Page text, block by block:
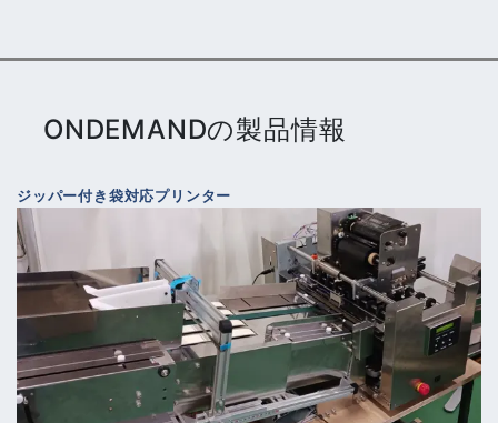
ONDEMANDの製品情報
ジッパー付き袋対応プリンター